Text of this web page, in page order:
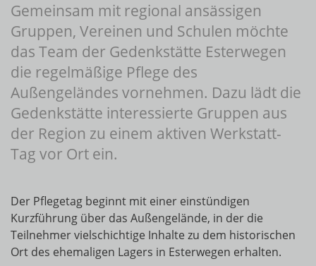
Gemeinsam mit regional ansässigen
Gruppen, Vereinen und Schulen möchte
das Team der Gedenkstätte Esterwegen
die regelmäßige Pflege des
Außengeländes vornehmen. Dazu lädt die
Gedenkstätte interessierte Gruppen aus
der Region zu einem aktiven Werkstatt-
Tag vor Ort ein.
Der Pflegetag beginnt mit einer einstündigen
Kurzführung über das Außengelände, in der die
Teilnehmer vielschichtige Inhalte zu dem historischen
Ort des ehemaligen Lagers in Esterwegen erhalten.